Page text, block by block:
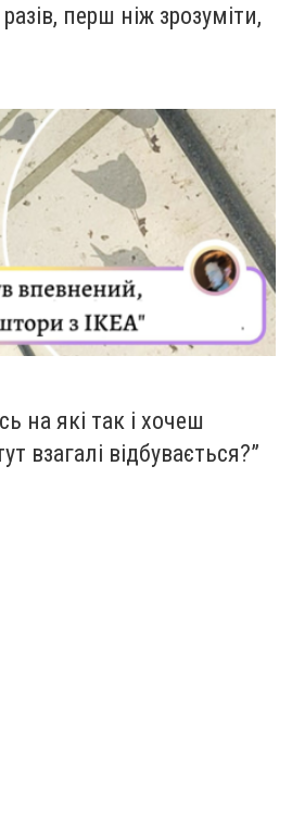
перш ніж зрозуміти,
на які так і хочеш
взагалі відбувається?”